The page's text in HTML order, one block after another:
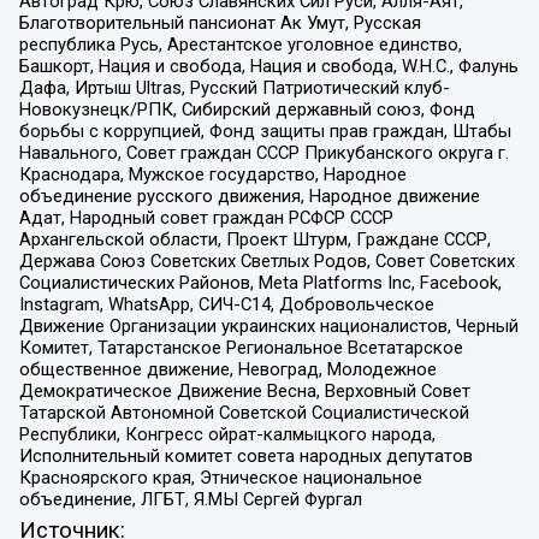
Благотворительный пансионат Ак Умут, Русская
республика Русь, Арестантское уголовное единство,
Башкорт, Нация и свобода, Нация и свобода, W.H.С., Фалунь
Дафа, Иртыш Ultras, Русский Патриотический клуб-
Новокузнецк/РПК, Сибирский державный союз, Фонд
борьбы с коррупцией, Фонд защиты прав граждан, Штабы
Навального, Совет граждан СССР Прикубанского округа г.
Краснодара, Мужское государство, Народное
объединение русского движения, Народное движение
Адат, Народный совет граждан РСФСР СССР
Архангельской области, Проект Штурм, Граждане СССР,
Держава Союз Советских Светлых Родов, Совет Советских
Социалистических Районов, Meta Platforms Inc, Facebook,
Instagram, WhatsApp, СИЧ-С14, Добровольческое
Движение Организации украинских националистов, Черный
Комитет, Татарстанское Региональное Всетатарское
общественное движение, Невоград, Молодежное
Демократическое Движение Весна, Верховный Совет
Татарской Автономной Советской Социалистической
Республики, Конгресс ойрат-калмыцкого народа,
Исполнительный комитет совета народных депутатов
Красноярского края, Этническое национальное
объединение, ЛГБТ, Я.МЫ Сергей Фургал
Источник: